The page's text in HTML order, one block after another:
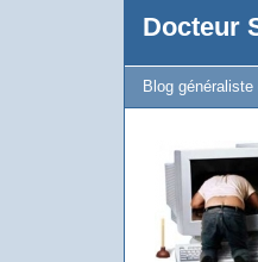
Docteur
Blog généraliste